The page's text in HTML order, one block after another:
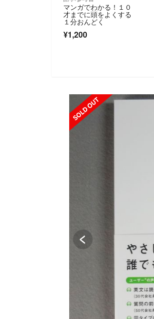
マンガでわかる！１０
才までに頭をよくする
１分おんどく
¥1,200
SOLD OUT